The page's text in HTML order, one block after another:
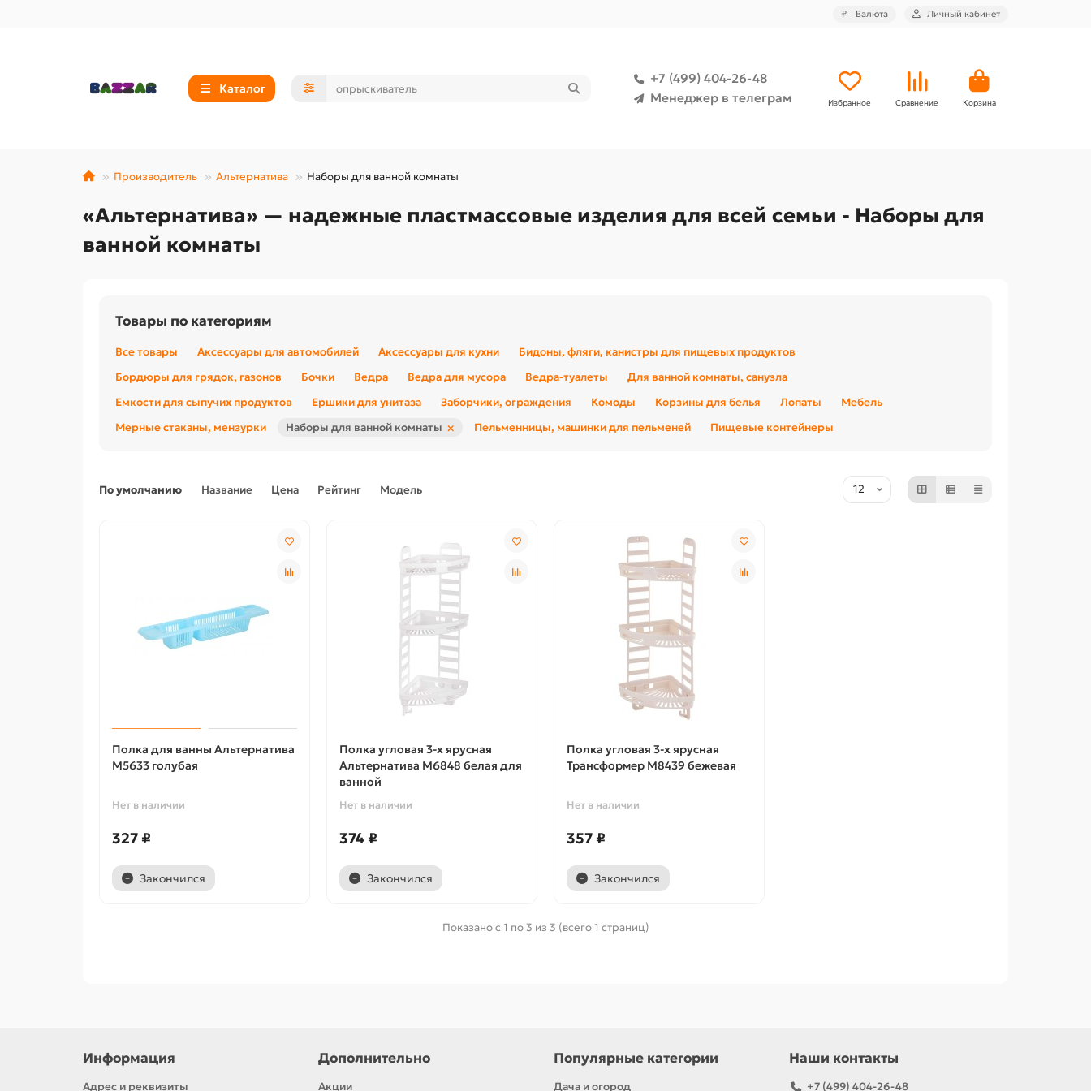
₽ Валюта Личный кабинет
Каталог
+7 (499) 404-26-48
Менеджер в телеграм
Избранное Сравнение Корзина
Производитель Альтернатива Наборы для ванной комнаты
«Альтернатива» — надежные пластмассовые изделия для всей семьи - Наборы для
ванной комнаты
Товары по категориям
Все товары Аксессуары для автомобилей Аксессуары для кухни
Бидоны, фляги, канистры для пищевых продуктов
Бордюры для грядок, газонов
Бочки Ведра Ведра для мусора Ведра-туалеты
Для ванной комнаты, санузла
Емкости для сыпучих продуктов
Ершики для унитаза Заборчики, ограждения Комоды Корзины для белья Лопаты
Мебель
Мерные стаканы, мензурки
Наборы для ванной комнаты × Пельменницы, машинки для пельменей Пищевые контейнеры
По умолчанию Название Цена Рейтинг Модель
Полка для ванны Альтернатива
М5633 голубая
Нет в наличии
327 ₽
Закончился
Полка угловая 3-х ярусная
Альтернатива М6848 белая для
ванной
Нет в наличии
374 ₽
Закончился
Полка угловая 3-х ярусная
Трансформер М8439 бежевая
Нет в наличии
357 ₽
Закончился
Показано с 1 по 3 из 3 (всего 1 страниц)
Информация
Адрес и реквизиты
Дополнительно
Акции
Популярные категории
Дача и огород
Наши контакты
+7 (499) 404-26-48